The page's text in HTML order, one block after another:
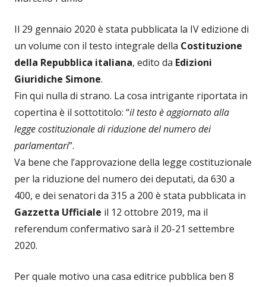
Il 29 gennaio 2020 è stata pubblicata la IV edizione di
un volume con il testo integrale della Costituzione
della Repubblica italiana, edito da Edizioni
Giuridiche Simone.
Fin qui nulla di strano. La cosa intrigante riportata in
copertina è il sottotitolo: “il testo è aggiornato alla
legge costituzionale di riduzione del numero dei
parlamentari”.
Va bene che l’approvazione della legge costituzionale
per la riduzione del numero dei deputati, da 630 a
400, e dei senatori da 315 a 200 è stata pubblicata in
Gazzetta Ufficiale il 12 ottobre 2019, ma il
referendum confermativo sarà il 20-21 settembre
2020.
Per quale motivo una casa editrice pubblica ben 8